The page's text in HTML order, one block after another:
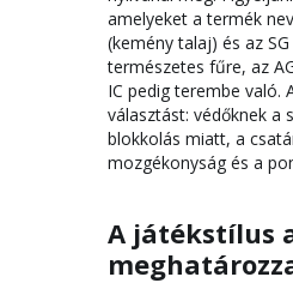
amelyeket a termék
(kemény talaj) és az
természetes fűre, az
IC pedig terembe való.
választást: védőknek a
blokkolás miatt, a
mozgékonyság és a
A játékstílus